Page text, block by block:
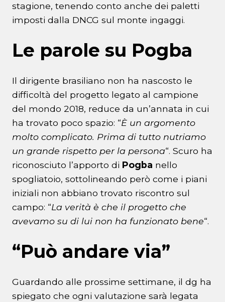
stagione, tenendo conto anche dei paletti
imposti dalla DNCG sul monte ingaggi.
Le parole su Pogba
Il dirigente brasiliano non ha nascosto le
difficoltà del progetto legato al campione
del mondo 2018, reduce da un’annata in cui
ha trovato poco spazio: “È un argomento
molto complicato. Prima di tutto nutriamo
un grande rispetto per la persona“. Scuro ha
riconosciuto l’apporto di Pogba nello
spogliatoio, sottolineando però come i piani
iniziali non abbiano trovato riscontro sul
campo: “La verità è che il progetto che
avevamo su di lui non ha funzionato bene“.
“Può andare via”
Guardando alle prossime settimane, il dg ha
spiegato che ogni valutazione sarà legata